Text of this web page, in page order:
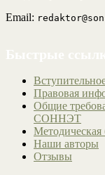
Email:
Правовая
Общие
СОННЭТ
Методическая
Наши авторы
Отзывы